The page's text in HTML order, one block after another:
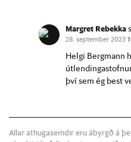
Margret Rebekka
28. september 2023
Helgi Bergmann
því sem ég best
Allar athugasemdir eru ábyrgð á